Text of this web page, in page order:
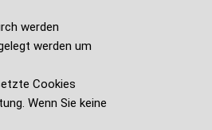
werden
werden um
Cookies
Wenn Sie keine